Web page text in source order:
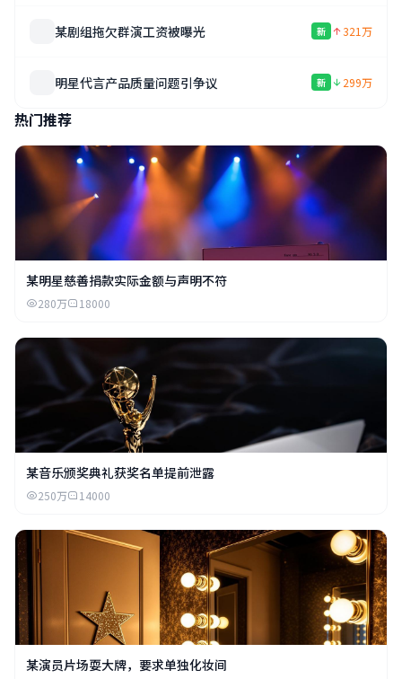
某剧组拖欠群演工资被曝光 新 321万
明星代言产品质量问题引争议 新 299万
热门推荐
某明星慈善捐款实际金额与声明不符
280万 18000
某音乐颁奖典礼获奖名单提前泄露
250万 14000
某演员片场耍大牌，要求单独化妆间